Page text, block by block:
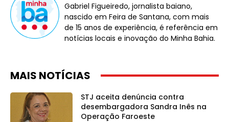
Gabriel Figueiredo, jornalista baiano,
nascido em Feira de Santana, com mais
de 15 anos de experiência, é referência em
notícias locais e inovação do Minha Bahia.
MAIS NOTÍCIAS
STJ aceita denúncia contra
desembargadora Sandra Inês na
Operação Faroeste